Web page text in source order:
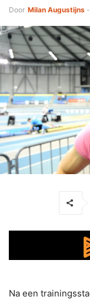
Door Milan Augustijns -
Na een